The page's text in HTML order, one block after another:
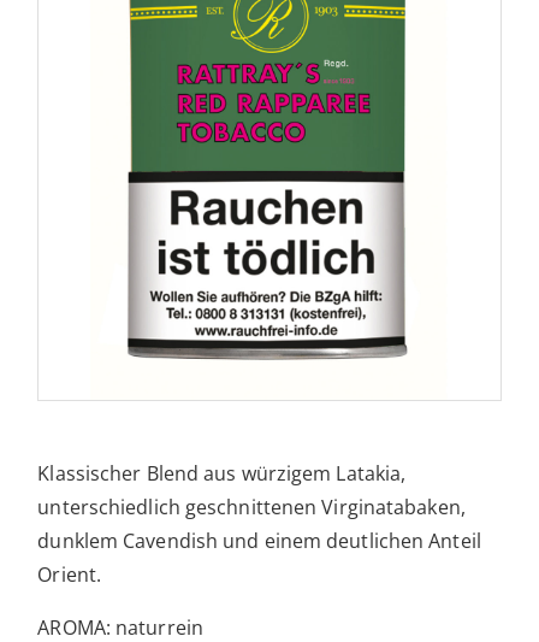
Klassischer Blend aus würzigem Latakia,
unterschiedlich geschnittenen Virginatabaken,
dunklem Cavendish und einem deutlichen Anteil
Orient.
AROMA: naturrein